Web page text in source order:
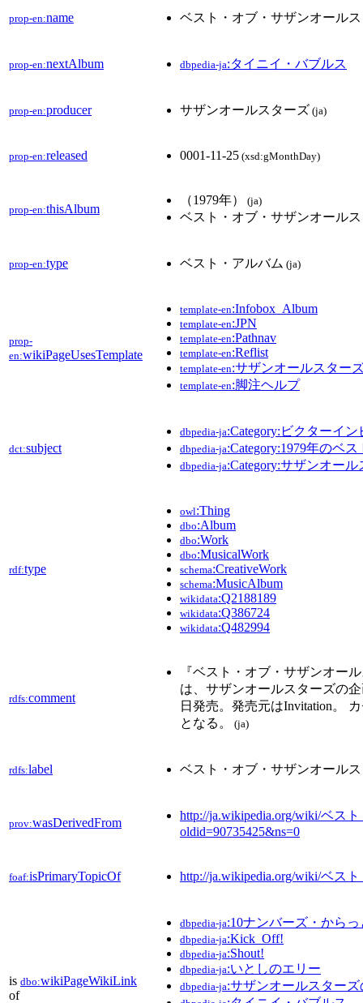
prop-en:name ベスト・オブ・サザンオール
prop-en:nextAlbum dbpedia-ja:タイニイ・バブルス
prop-en:producer サザンオールスターズ (ja)
prop-en:released 0001-11-25 (xsd:gMonthDay)
prop-en:thisAlbum
（1979年） (ja)
ベスト・オブ・サザンオール
prop-en:type ベスト・アルバム (ja)
prop-
en:wikiPageUsesTemplate
template-en:Infobox_Album
template-en:JPN
template-en:Pathnav
template-en:Reflist
template-en:サザンオールスター
template-en:脚注ヘルプ
dct:subject
dbpedia-ja:Category:ビクターイ
dbpedia-ja:Category:1979年のベ
dbpedia-ja:Category:サザンオー
rdf:type
owl:Thing
dbo:Album
dbo:Work
dbo:MusicalWork
schema:CreativeWork
schema:MusicAlbum
wikidata:Q2188189
wikidata:Q386724
wikidata:Q482994
rdfs:comment
『ベスト・オブ・サザンオー
は、サザンオールスターズの
日発売。発売元はInvitation。
となる。
(ja)
rdfs:label ベスト・オブ・サザンオール
prov:wasDerivedFrom
http://ja.wikipedia.org/wiki/ベス
oldid=90735425&ns=0
foaf:isPrimaryTopicOf http://ja.wikipedia.org/wiki/ベス
is dbo:wikiPageWikiLink
of
dbpedia-ja:10ナンバーズ・からっ
dbpedia-ja:Kick_Off!
dbpedia-ja:Shout!
dbpedia-ja:いとしのエリー
dbpedia-ja:サザンオールスター